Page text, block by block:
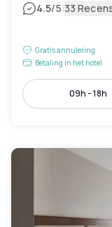
4.5/5|33
Gratis annulering
Betaling in het hotel
09h - 18h